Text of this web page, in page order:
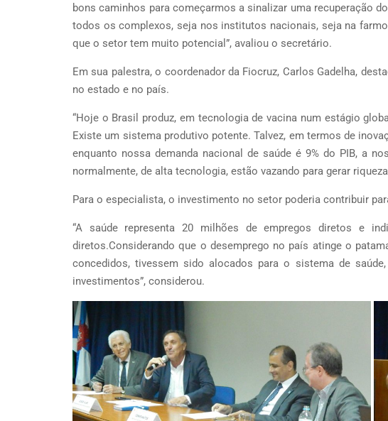
bons caminhos para começarmos a sinalizar uma recuperação
todos os complexos, seja nos institutos nacionais, seja na
que o setor tem muito potencial”, avaliou o secretário.
Em sua palestra, o coordenador da Fiocruz, Carlos Gadelha,
no estado e no país.
“Hoje o Brasil produz, em tecnologia de vacina num estágio
Existe um sistema produtivo potente. Talvez, em termos de
enquanto nossa demanda nacional de saúde é 9% do PIB, a
normalmente, de alta tecnologia, estão vazando para gerar
Para o especialista, o investimento no setor poderia contribuir
“A saúde representa 20 milhões de empregos diretos e
diretos.Considerando que o desemprego no país atinge o
concedidos, tivessem sido alocados para o sistema de
investimentos”, considerou.